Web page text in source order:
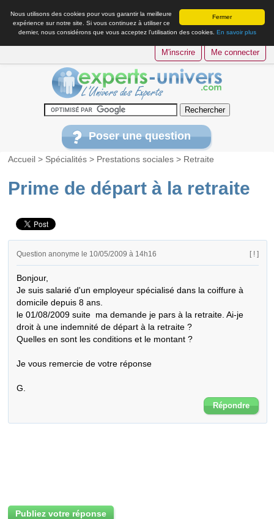
Fermer
Nous utilisons des cookies pour vous garantir la meilleure
expérience sur notre site. Si vous continuez à utiliser ce
dernier, nous considérons que vous acceptez l’utilisation des cookies. En savoir plus
M'inscrire Me connecter
Poser une question
Accueil > Spécialités > Prestations sociales > Retraite
Prime de départ à la retraite
Question anonyme le 10/05/2009 à 14h16 [ ! ]
Bonjour,
Je suis salarié d'un employeur spécialisé dans la coiffure à
domicile depuis 8 ans.
le 01/08/2009 suite  ma demande je pars à la retraite. Ai-je
droit à une indemnité de départ à la retraite ?
Quelles en sont les conditions et le montant ?
Je vous remercie de votre réponse
G.
Répondre
Publiez votre réponse